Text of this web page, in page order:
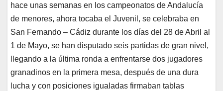
hace unas semanas en los campeonatos de Andalucía
de menores, ahora tocaba el Juvenil, se celebraba en
San Fernando – Cádiz durante los días del 28 de Abril al
1 de Mayo, se han disputado seis partidas de gran nivel,
llegando a la última ronda a enfrentarse dos jugadores
granadinos en la primera mesa, después de una dura
lucha y con posiciones igualadas firmaban tablas